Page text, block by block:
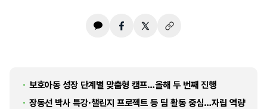
보호아동 성장 단계별 맞춤형 캠프…올해 두 번째 진행
장동선 박사 특강·챌린지 프로젝트 등 팀 활동 중심…자립 역량